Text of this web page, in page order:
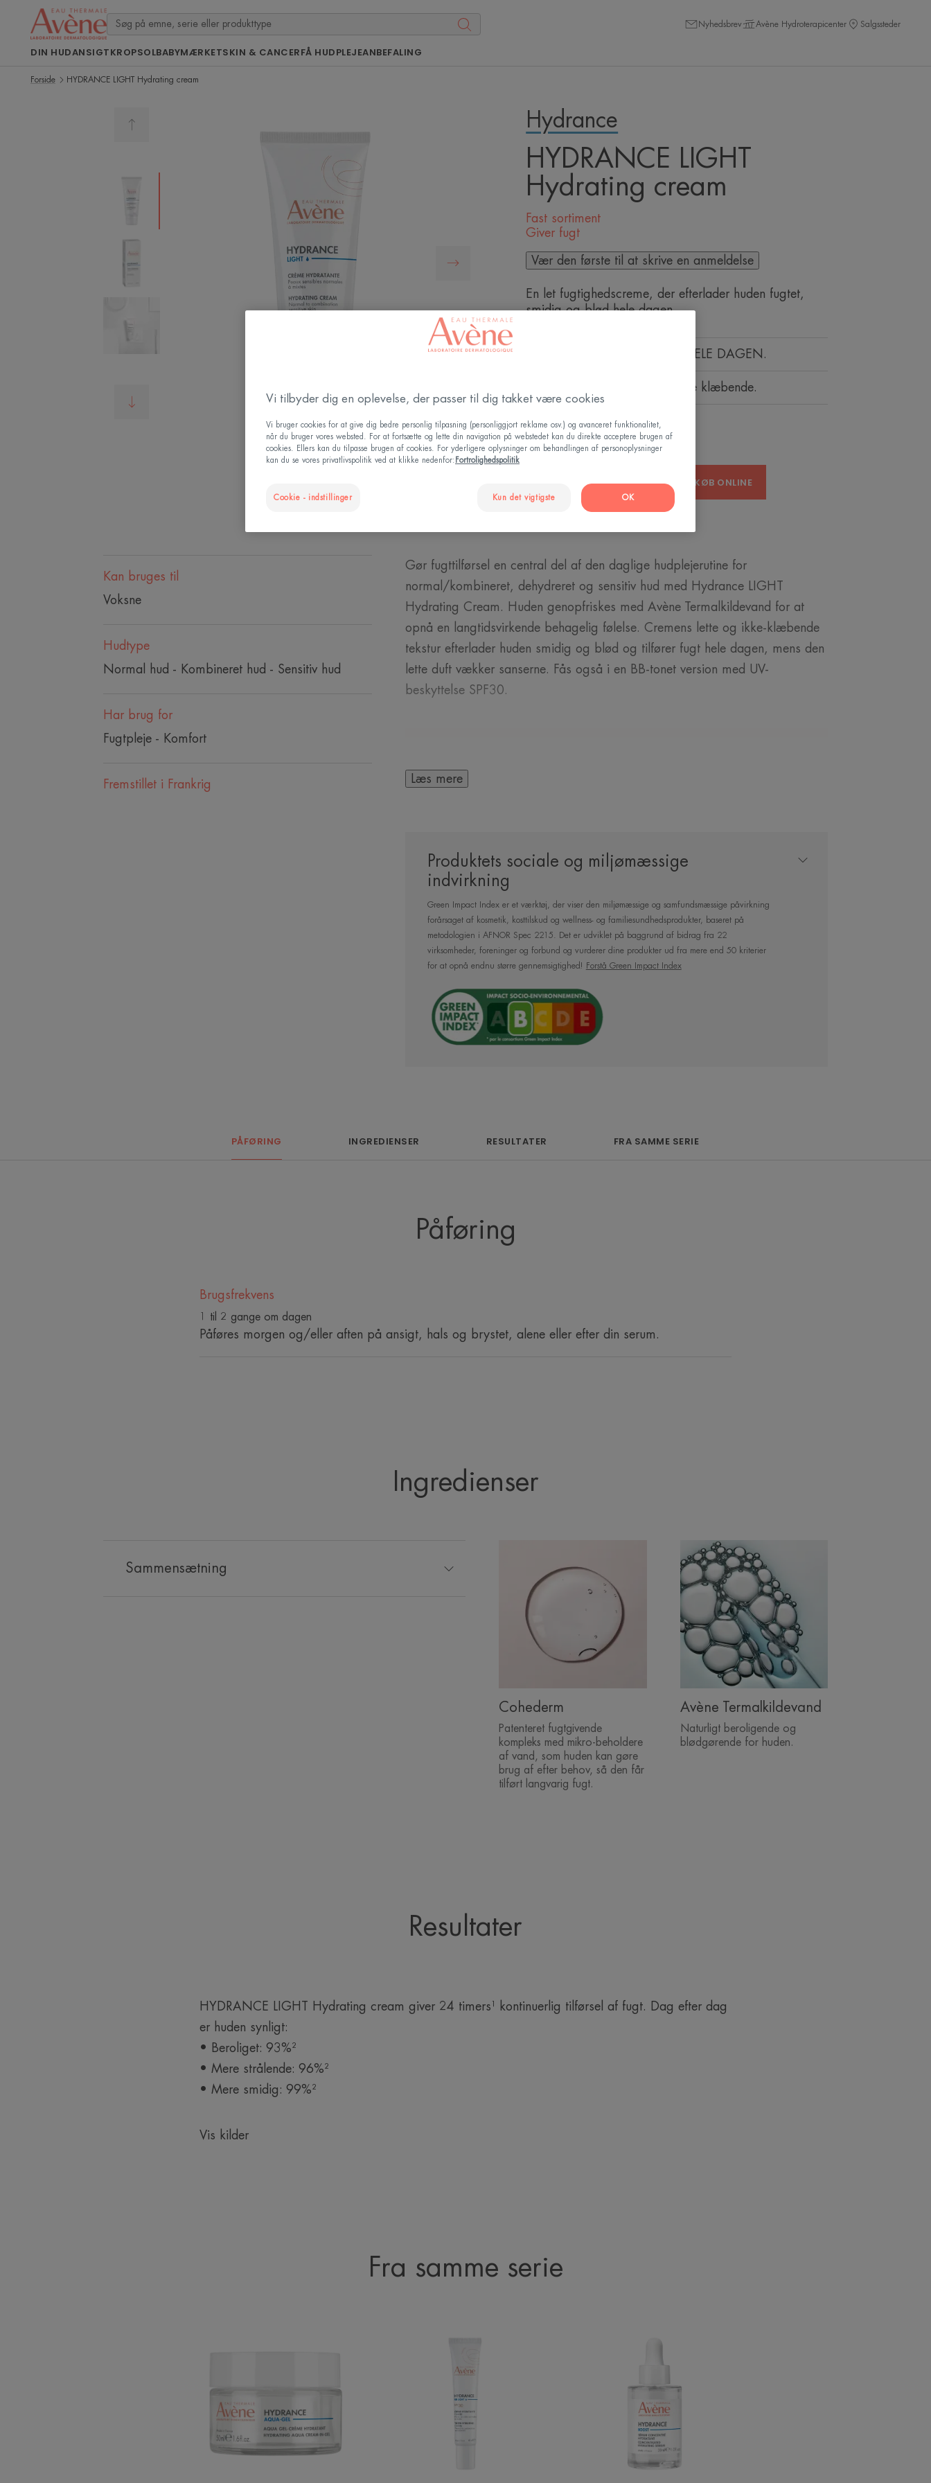
Nyhedsbrev Avène Hydroterapicenter Salgssteder
DIN HUDANSIGTKROPSOLBABYMÆRKETSKIN & CANCERFÅ HUDPLEJEANBEFALING
Forside HYDRANCE LIGHT Hydrating cream
Hydrance
HYDRANCE LIGHT
Hydrating cream
Fast sortiment
Giver fugt
Vær den første til at skrive en anmeldelse
En let fugtighedscreme, der efterlader huden fugtet,
smidig og blød hele dagen.
TILFØRER FUGT IGENNEM HELE DAGEN.
Fugtgivende, blødgørende, ikke klæbende.
Tube Tube
40ml
FIND EN FORHANDLER KØB ONLINE
Kan bruges til
Voksne
Hudtype
Normal hud - Kombineret hud - Sensitiv hud
Har brug for
Fugtpleje - Komfort
Fremstillet i Frankrig
Gør fugttilførsel en central del af den daglige hudplejerutine for
normal/kombineret, dehydreret og sensitiv hud med Hydrance LIGHT
Hydrating Cream. Huden genopfriskes med Avène Termalkildevand for at
opnå en langtidsvirkende behagelig følelse. Cremens lette og ikke-klæbende
tekstur efterlader huden smidig og blød og tilfører fugt hele dagen, mens den
lette duft vækker sanserne. Fås også i en BB-tonet version med UV-
beskyttelse SPF30.
En genopfriskning med
termalkildevand, der tilfører fugt til
huden hele dagen fra første påføring.
Fordele
Produktets egenskaber
fordeles jævnt og begrænser fordampningen.
• BEROLIGER: Avène Termalkildevand virker beroligende og
irritationsdæmpende.
MILJØET
Læs mere
Produktets sociale og miljømæssige
indvirkning
Green Impact Index er et værktøj, der viser den miljømæssige og samfundsmæssige påvirkning
forårsaget af kosmetik, kosttilskud og wellness- og familiesundhedsprodukter, baseret på
metodologien i AFNOR Spec 2215. Det er udviklet på baggrund af bidrag fra 22
virksomheder, foreninger og forbund og vurderer dine produkter ud fra mere end 50 kriterier
for at opnå endnu større gennemsigtighed!
Forstå Green Impact Index
PÅFØRING INGREDIENSER RESULTATER FRA SAMME SERIE
Påføring
Brugsfrekvens
1 til 2 gange om dagen
Påføres morgen og/eller aften på ansigt, hals og brystet, alene eller efter din serum.
Ingredienser
Sammensætning
Cohederm
Patenteret fugtgivende
kompleks med mikro-beholdere
af vand, som huden kan gøre
brug af efter behov, så den får
tilført langvarig fugt.
Avène Termalkildevand
Naturligt beroligende og
blødgørende for huden.
Resultater
HYDRANCE LIGHT Hydrating cream giver 24 timers¹ kontinuerlig tilførsel af fugt. Dag efter dag
er huden synligt:
• Beroliget: 93%²
• Mere strålende: 96%²
• Mere smidig: 99%²
Vis kilder
Fra samme serie
gel-
cream
LIGHT
|
Farvet
fugtighedscreme
med
Concentrated
Hydrating
|
Serum
med
hyaluronsyre
Vi tilbyder dig en oplevelse, der passer til dig takket være cookies
Vi bruger cookies for at give dig bedre personlig tilpasning (personliggjort reklame osv.) og avanceret funktionalitet,
når du bruger vores websted. For at fortsætte og lette din navigation på webstedet kan du direkte acceptere brugen af
cookies. Ellers kan du tilpasse brugen af cookies. For yderligere oplysninger om behandlingen af personoplysninger
kan du se vores privatlivspolitik ved at klikke nedenfor: Fortrolighedspolitik
Cookie - indstillinger Kun det vigtigste OK